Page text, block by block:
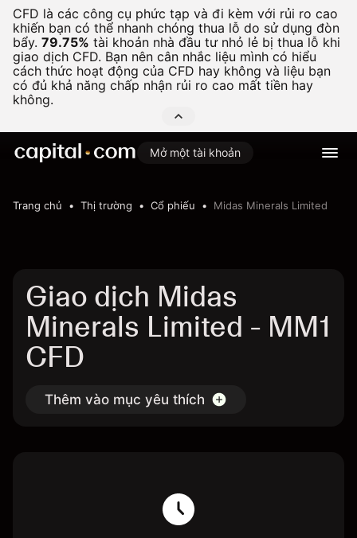
CFD là các công cụ phức tạp và đi kèm với rủi ro cao
khiến bạn có thể nhanh chóng thua lỗ do sử dụng đòn
bẩy. 79.75% tài khoản nhà đầu tư nhỏ lẻ bị thua lỗ khi
giao dịch CFD. Bạn nên cân nhắc liệu mình có hiểu
cách thức hoạt động của CFD hay không và liệu bạn
có đủ khả năng chấp nhận rủi ro cao mất tiền hay
không.
Mở một tài khoản
Trang chủ Thị trường Cổ phiếu Midas Minerals Limited
Giao dịch Midas
Minerals Limited - MM1
CFD
Thêm vào mục yêu thích